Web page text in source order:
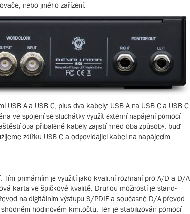
nebo jiného zařízení.
A a USB-C, plus dva kabely: USB-A na USB-C a USB-C
ve spojení se sluchátky využít externí napájení pomocí
oba přibalené kabely zajistí hned oba způsoby: buď
zdířku USB-C a odpovídající kabel na napájecím
Tím primárním je využití jako kvalitní rozhraní pro A/D a D/A
karta ve špičkové kvalitě. Druhou možností je stand-
na digitálním výstupu S/PDIF a současně D/A převod
hodinovém kmitočtu. Ten je stabilizován pomocí